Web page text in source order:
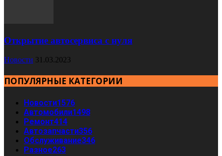
Открытие автосервиса с нуля
Новости 31.03.2023
ПОПУЛЯРНЫЕ КАТЕГОРИИ
Новости1576
Автомобили1498
Ремонт414
Автозапчасти356
Обслуживание346
Разное263